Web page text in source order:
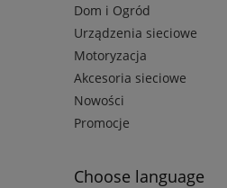
Dom i Ogród
Urządzenia sieciowe
Motoryzacja
Akcesoria sieciowe
Nowości
Promocje
Choose language